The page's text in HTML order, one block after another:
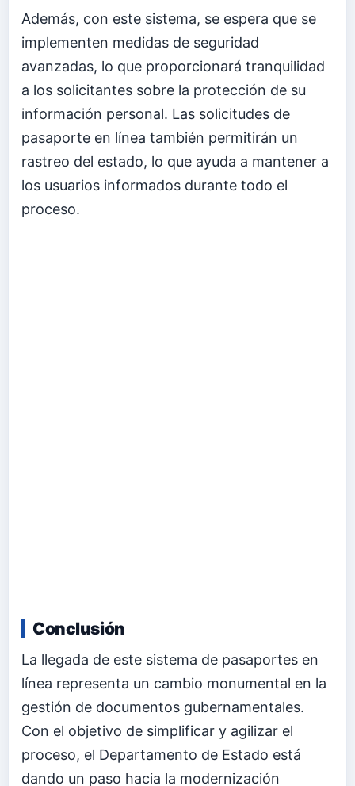
Además, con este sistema, se espera que se
implementen medidas de seguridad
avanzadas, lo que proporcionará tranquilidad
a los solicitantes sobre la protección de su
información personal. Las solicitudes de
pasaporte en línea también permitirán un
rastreo del estado, lo que ayuda a mantener a
los usuarios informados durante todo el
proceso.
Conclusión
La llegada de este sistema de pasaportes en
línea representa un cambio monumental en la
gestión de documentos gubernamentales.
Con el objetivo de simplificar y agilizar el
proceso, el Departamento de Estado está
dando un paso hacia la modernización